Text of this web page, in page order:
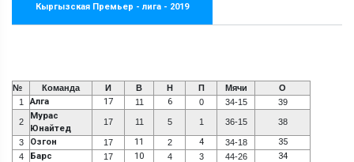
Кыргызская Премьер - лига - 2019
№ Команда И В Н П Мячи
О
1
Алга 17 11 6 0 34-15 39
2
Мурас
Юнайтед
17 11 5 1 36-15 38
3 Озгон 17 11 2 4 34-18 35
4 Барс 17 10 4 3 44-26 34